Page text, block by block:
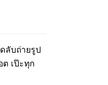
ลับถ่ายรูป
ต เป๊ะทุก